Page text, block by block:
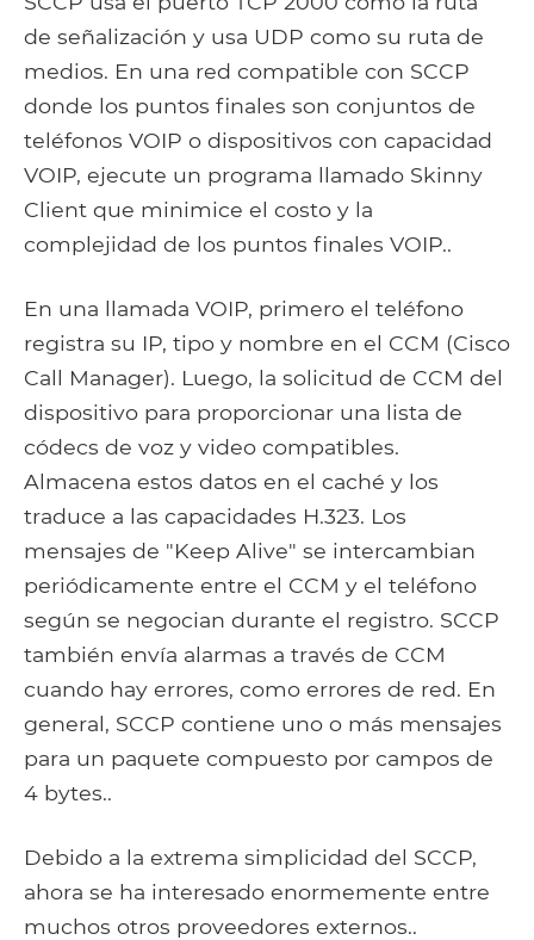
de señalización y usa UDP como su ruta de
medios. En una red compatible con SCCP
donde los puntos finales son conjuntos de
teléfonos VOIP o dispositivos con capacidad
VOIP, ejecute un programa llamado Skinny
Client que minimice el costo y la
complejidad de los puntos finales VOIP..
En una llamada VOIP, primero el teléfono
registra su IP, tipo y nombre en el CCM (Cisco
Call Manager). Luego, la solicitud de CCM del
dispositivo para proporcionar una lista de
códecs de voz y video compatibles.
Almacena estos datos en el caché y los
traduce a las capacidades H.323. Los
mensajes de "Keep Alive" se intercambian
periódicamente entre el CCM y el teléfono
según se negocian durante el registro. SCCP
también envía alarmas a través de CCM
cuando hay errores, como errores de red. En
general, SCCP contiene uno o más mensajes
para un paquete compuesto por campos de
4 bytes..
Debido a la extrema simplicidad del SCCP,
ahora se ha interesado enormemente entre
muchos otros proveedores externos..